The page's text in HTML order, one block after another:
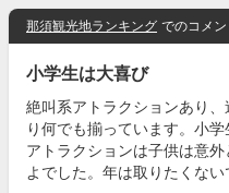
那須観光地ランキング でのコメン
小学生は大喜び
絶叫系アトラクションあり
り何でも揃っています。小
アトラクションは子供は意
よでした。年は取りたくない